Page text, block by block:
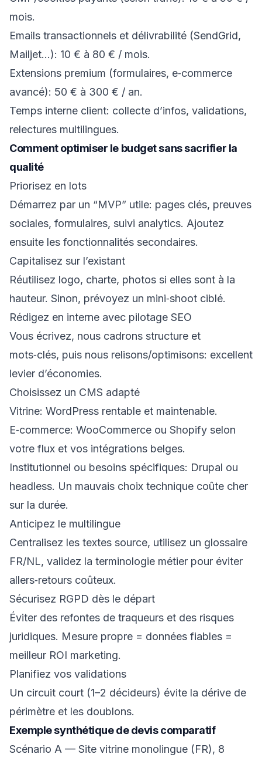
mois.
Emails transactionnels et délivrabilité (SendGrid,
Mailjet…): 10 € à 80 € / mois.
Extensions premium (formulaires, e‑commerce
avancé): 50 € à 300 € / an.
Temps interne client: collecte d’infos, validations,
relectures multilingues.
Comment optimiser le budget sans sacrifier la
qualité
Priorisez en lots
Démarrez par un “MVP” utile: pages clés, preuves
sociales, formulaires, suivi analytics. Ajoutez
ensuite les fonctionnalités secondaires.
Capitalisez sur l’existant
Réutilisez logo, charte, photos si elles sont à la
hauteur. Sinon, prévoyez un mini‑shoot ciblé.
Rédigez en interne avec pilotage SEO
Vous écrivez, nous cadrons structure et
mots‑clés, puis nous relisons/optimisons: excellent
levier d’économies.
Choisissez un CMS adapté
Vitrine: WordPress rentable et maintenable.
E‑commerce: WooCommerce ou Shopify selon
votre flux et vos intégrations belges.
Institutionnel ou besoins spécifiques: Drupal ou
headless. Un mauvais choix technique coûte cher
sur la durée.
Anticipez le multilingue
Centralisez les textes source, utilisez un glossaire
FR/NL, validez la terminologie métier pour éviter
allers‑retours coûteux.
Sécurisez RGPD dès le départ
Éviter des refontes de traqueurs et des risques
juridiques. Mesure propre = données fiables =
meilleur ROI marketing.
Planifiez vos validations
Un circuit court (1–2 décideurs) évite la dérive de
périmètre et les doublons.
Exemple synthétique de devis comparatif
Scénario A — Site vitrine monolingue (FR), 8